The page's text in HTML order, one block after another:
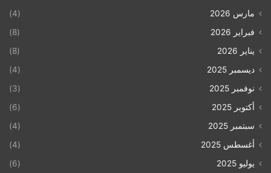
مارس 2026
(4)
فبراير 2026
(8)
يناير 2026
(8)
ديسمبر 2025
(4)
نوفمبر 2025
(3)
أكتوبر 2025
(6)
سبتمبر 2025
(4)
أغسطس 2025
(4)
يوليو 2025
(6)